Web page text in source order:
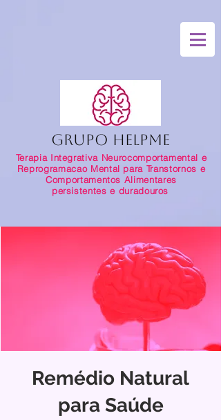
Grupo HelpMe
Terapia Integrativa Neurocomportamental e
Reprogramacao Mental para Transtornos e
Comportamentos Alimentares
persistentes e duradouros
Remédio Natural
para Saúde